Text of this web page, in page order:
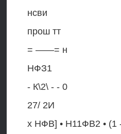
нсви
прош тт
= ——= н
НФЗ1
- К\2\ - - 0
27/ 2И
х НФВ] • Н11ФВ2 • (1